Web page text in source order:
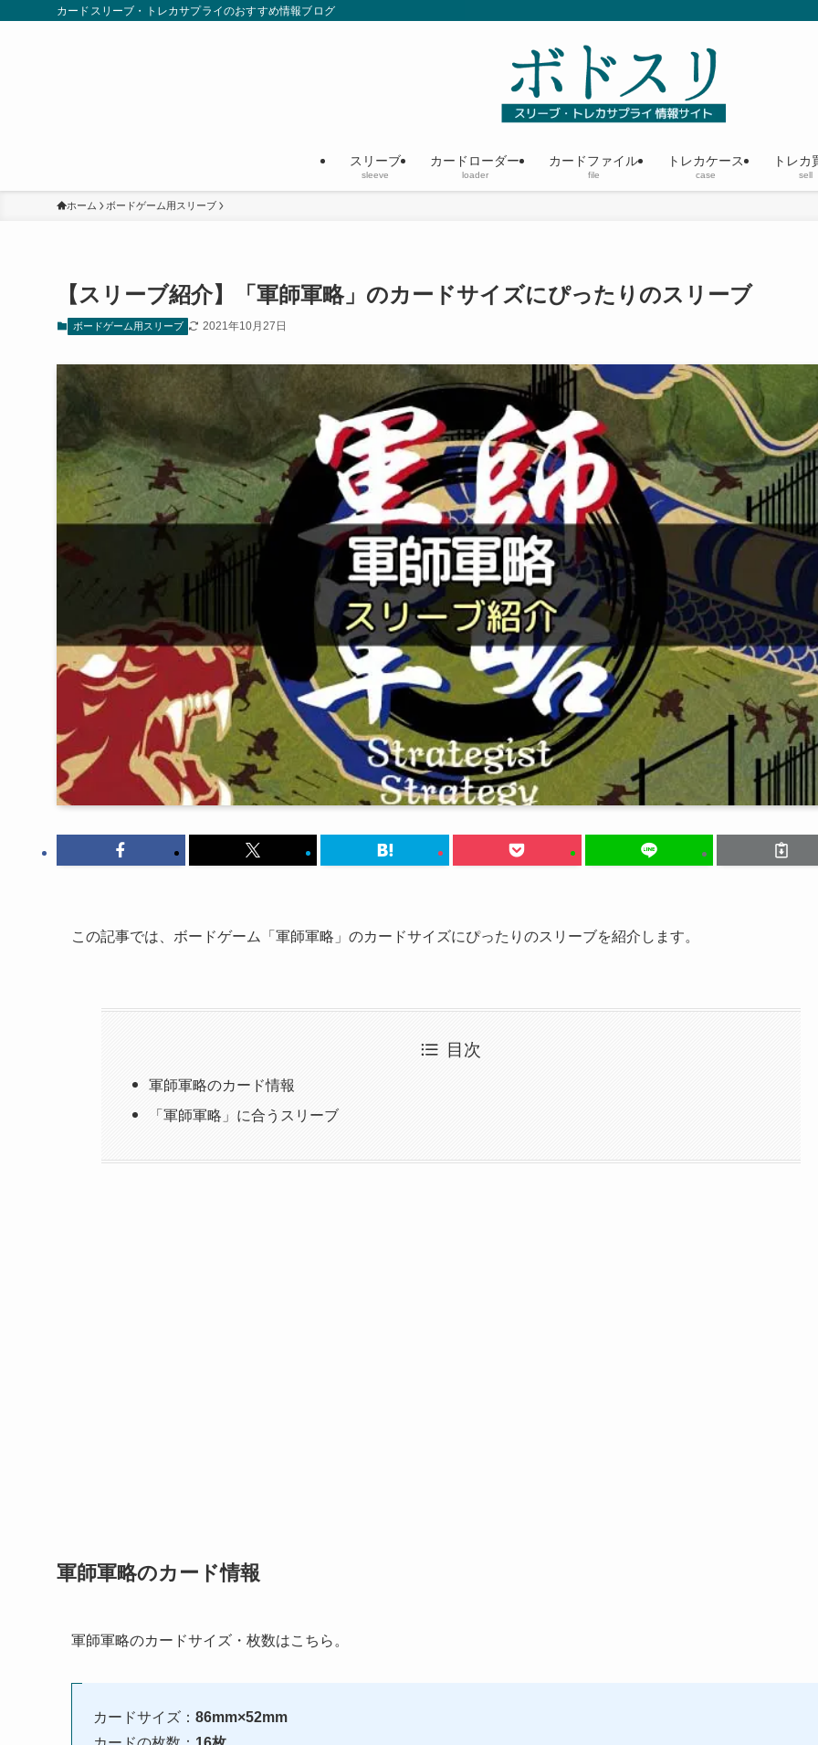
カードスリーブ・トレカサプライのおすすめ情報ブログ
スリーブ
sleeve
カードローダー
loader
カードファイル
file
トレカケース
case
トレカ
sell
ホーム ボードゲーム用スリーブ
【スリーブ紹介】「軍師軍略」のカードサイズにぴったりのスリーブ
ボードゲーム用スリーブ 2021年10月27日
この記事では、ボードゲーム「軍師軍略」のカードサイズにぴったりのスリーブを紹介します。
目次
軍師軍略のカード情報
「軍師軍略」に合うスリーブ
軍師軍略のカード情報
軍師軍略のカードサイズ・枚数はこちら。
カードサイズ： 86mm×52mm